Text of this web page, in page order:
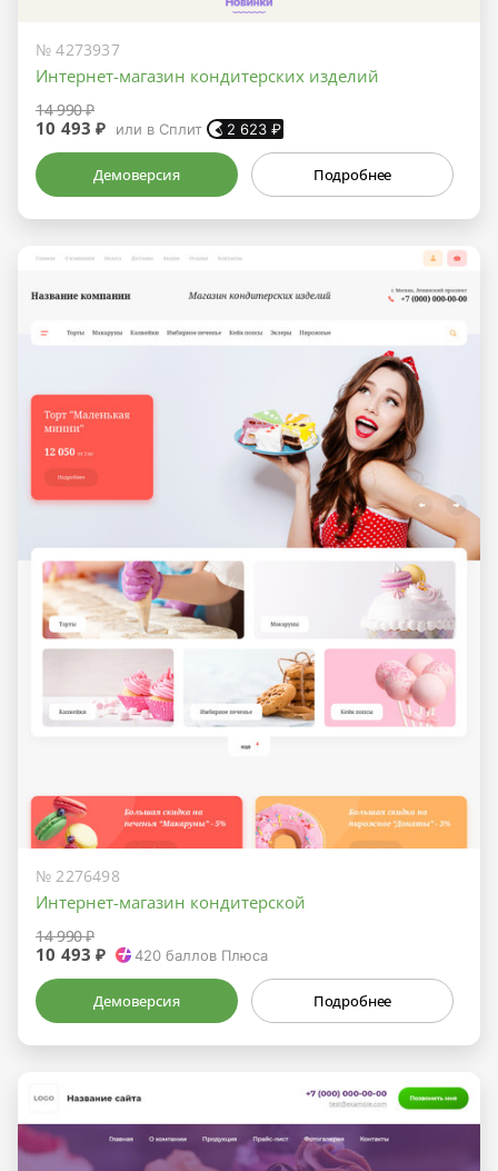
№ 4273937
Интернет-магазин кондитерских изделий
14 990 ₽
10 493 ₽ или в Сплит 2 623₽
Демоверсия Подробнее
№ 2276498
Интернет-магазин кондитерской
14 990 ₽
10 493 ₽ 420баллов Плюса
Демоверсия Подробнее